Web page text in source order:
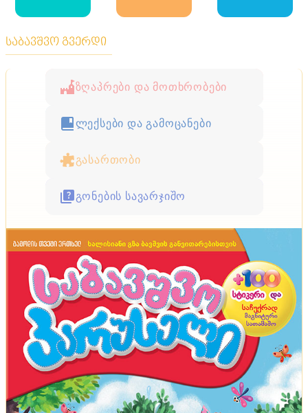
საბავშვო გვერდი
ზღაპრები და მოთხრობები
ლექსები და გამოცანები
გასართობი
გონების სავარჯიშო